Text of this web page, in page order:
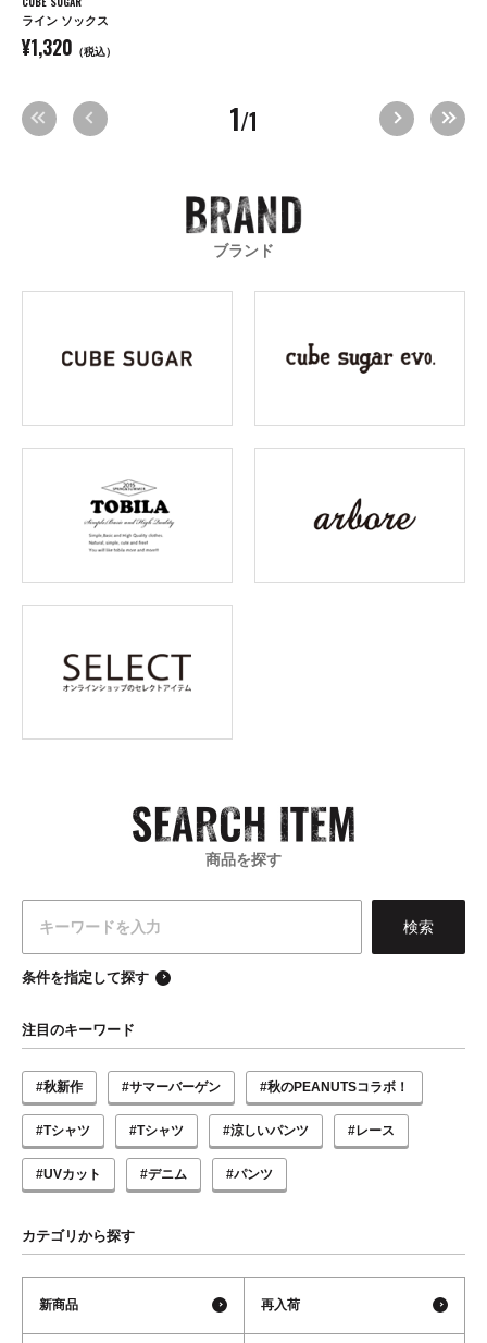
ライン ソックス
¥1,320 （税込）
1/1
ブランド
商品を探す
条件を指定して探す
注目のキーワード
#秋新作 #サマーバーゲン #秋のPEANUTSコラボ！
#Tシャツ #Tシャツ #涼しいパンツ #レース
#UVカット #デニム #パンツ
カテゴリから探す
新商品 再入荷